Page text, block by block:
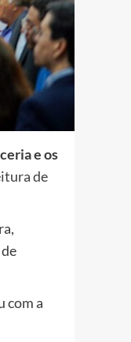
e os
de
com a